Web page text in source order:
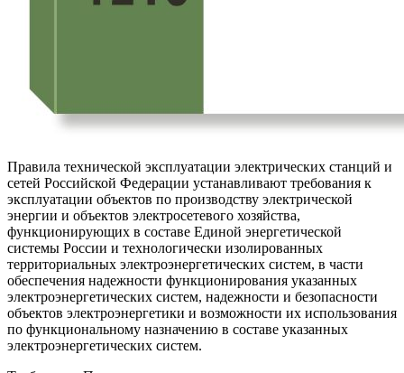
Правила технической эксплуатации электрических станций и
сетей Российской Федерации устанавливают требования к
эксплуатации объектов по производству электрической
энергии и объектов электросетевого хозяйства,
функционирующих в составе Единой энергетической
системы России и технологически изолированных
территориальных электроэнергетических систем, в части
обеспечения надежности функционирования указанных
электроэнергетических систем, надежности и безопасности
объектов электроэнергетики и возможности их использования
по функциональному назначению в составе указанных
электроэнергетических систем.